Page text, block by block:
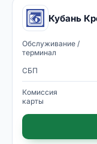
Кубань
Обслуживание /
терминал
СБП
Комиссия
карты